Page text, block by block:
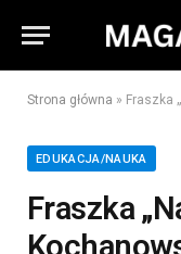
Strona główna » Fraszka
EDUKACJA/NAUKA
Fraszka